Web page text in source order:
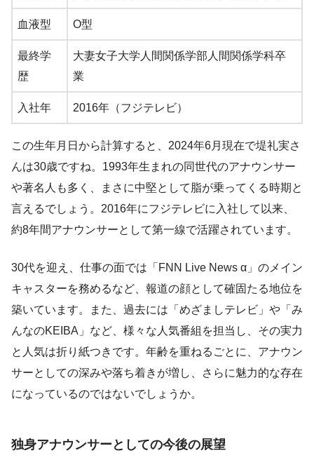
血液型 O型
最終学
歴
大妻女子大学人間関係学部人間関係学科卒
業
入社年 2016年（フジテレビ）
この生年月日から計算すると、2024年6月現在で堤礼実さ
んは30歳ですね。1993年生まれの同世代のアナウンサー
や著名人も多く、まさに中堅として脂が乗ってくる時期と
言えるでしょう。2016年にフジテレビに入社して以来、
約8年間アナウンサーとして第一線で活躍されています。
30代を迎え、仕事の面では「FNN Live News α」のメイン
キャスターを務めるなど、報道の顔として確固たる地位を
築いています。また、過去には「めざましテレビ」や「み
んなのKEIBA」など、様々な人気番組を担当し、その実力
と人気は折り紙つきです。年齢を重ねるごとに、アナウン
サーとしての深みや落ち着きが増し、さらに魅力的な存在
になっているのではないでしょうか。
独身アナウンサーとしての今後の展望